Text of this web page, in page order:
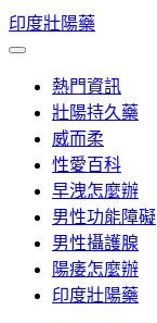
Skip
to
content
印度壯陽藥
熱門資訊
壯陽持久藥
威而柔
性愛百科
早洩怎麼辦
男性功能障礙
男性攝護腺
陽痿怎麼辦
印度壯陽藥